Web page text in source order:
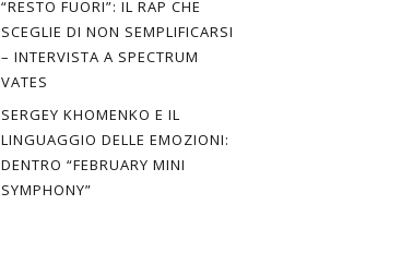
“RESTO FUORI”: IL RAP CHE
SCEGLIE DI NON SEMPLIFICARSI
– INTERVISTA A SPECTRUM
VATES
SERGEY KHOMENKO E IL
LINGUAGGIO DELLE EMOZIONI:
DENTRO “FEBRUARY MINI
SYMPHONY”